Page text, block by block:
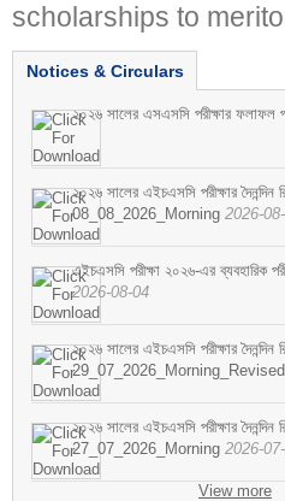
scholarships to
Notices & Circulars
২০২৬ সালের এসএসসি পরীক্ষার ফলাফল
২০২৬ সালের এইচএসসি পরীক্ষার দৈনন্দিন
08_08_2026_Morning 2026-
এইচএসসি পরীক্ষা ২০২৬-এর ব্যবহারিক
2026-08-04
২০২৬ সালের এইচএসসি পরীক্ষার দৈনন্দিন
29_07_2026_Morning_Revised
২০২৬ সালের এইচএসসি পরীক্ষার দৈনন্দিন
27_07_2026_Morning 2026-
View more